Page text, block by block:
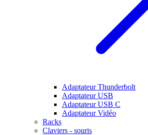
Adaptateur Thunderbolt
Adaptateur USB
Adaptateur USB C
Adaptateur Vidéo
Racks
Claviers - souris